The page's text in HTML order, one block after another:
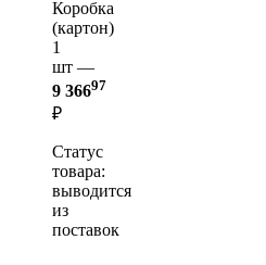
Коробка
(картон)
1
шт —
9 36697
₽
Статус
товара:
выводится
из
поставок